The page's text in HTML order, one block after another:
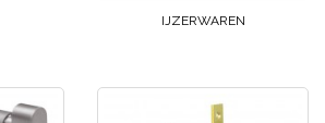
IJZERWAREN